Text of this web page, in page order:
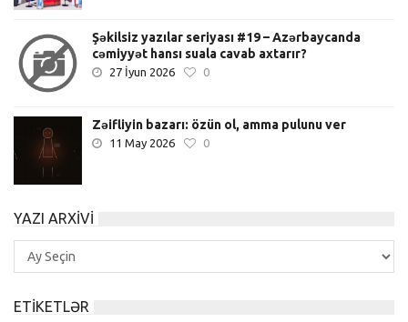
Şəkilsiz yazılar seriyası #19 – Azərbaycanda
cəmiyyət hansı suala cavab axtarır?
27 İyun 2026 0
Zəifliyin bazarı: özün ol, amma pulunu ver
11 May 2026 0
YAZI ARXIVI
Yazı
Arxivi
ETIKETLƏR